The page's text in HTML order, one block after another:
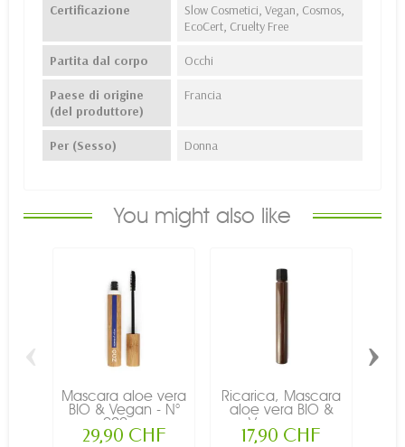
Certificazione
Slow Cosmetici, Vegan, Cosmos,
EcoCert, Cruelty Free
Partita dal corpo Occhi
Paese di origine
(del produttore)
Francia
Per (Sesso) Donna
You might also like
Mascara aloe vera
BIO & Vegan - N°
090,...
29,90 CHF
Ricarica, Mascara
aloe vera BIO &
Vegan -...
17,90 CHF
‹ ›